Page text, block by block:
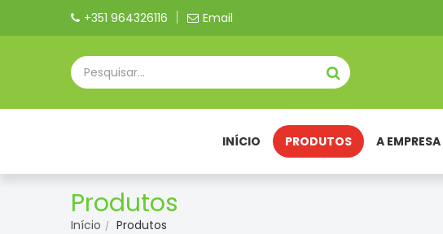
+351 964326116 Email
INÍCIO PRODUTOS A EMPRESA
Produtos
Início Produtos